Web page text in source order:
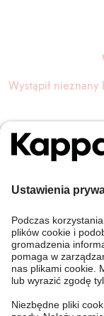
Wystąpił nieznany